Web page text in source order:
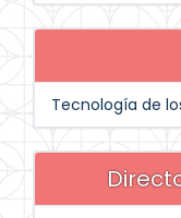
Tecnología de